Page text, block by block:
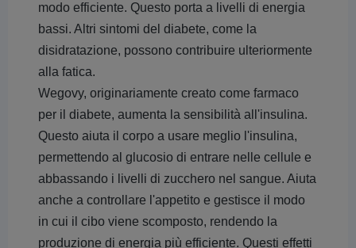
modo efficiente. Questo porta a livelli di energia
bassi. Altri sintomi del diabete, come la
disidratazione, possono contribuire ulteriormente
alla fatica.
Wegovy, originariamente creato come farmaco
per il diabete, aumenta la sensibilità all'insulina.
Questo aiuta il corpo a usare meglio l'insulina,
permettendo al glucosio di entrare nelle cellule e
abbassando i livelli di zucchero nel sangue. Aiuta
anche a controllare l'appetito e gestisce il modo
in cui il cibo viene scomposto, rendendo la
produzione di energia più efficiente. Questi effetti